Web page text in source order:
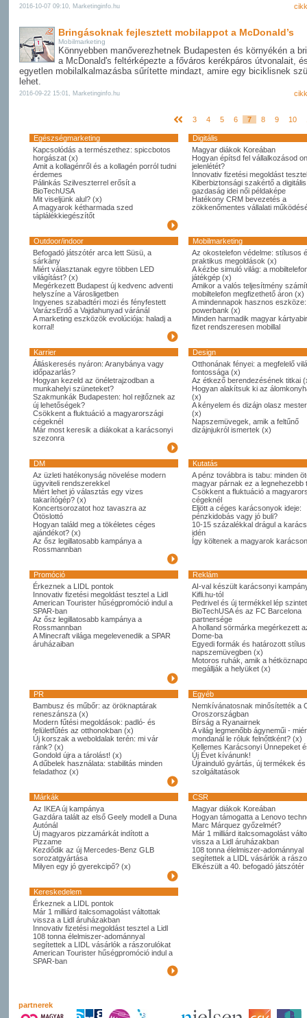
2016-10-07 09:10, Marketinginfo.hu
Bringásoknak fejlesztett mobilappot a McDonald’s
Mobilmarketing
Könnyebben manőverezhetnek Budapesten és környékén a
a McDonald's feltérképezte a főváros kerékpáros útvonalait,
egyetlen mobilalkalmazásba sűrítette mindazt, amire egy biciklisnek
lehet.
2016-09-22 15:01, Marketinginfo.hu
3 4 5 6 7 8 9 10
Egészségmarketing
Digitális
Kapcsolódás a természethez: spiccbotos
horgászat (x)
Amit a kollagénről és a kollagén porról tudni
érdemes
Pálinkás Szilveszterrel erősít a
BioTechUSA
Mit viseljünk alul? (x)
A magyarok kétharmada szed
táplálékkiegészítőt
Magyar diákok Koreában
Hogyan építsd fel vállalkozásod
jelenlétét?
Innovativ fizetési megoldást
Kiberbiztonsági szakértő a digitális
gazdaság idei női példaképe
Hatékony CRM bevezetés a
zökkenőmentes vállalati
Outdoor/indoor
Mobilmarketing
Befogadó játszótér arca lett Süsü, a
sárkány
Miért választanak egyre többen LED
világítást? (x)
Megérkezett Budapest új kedvenc adventi
helyszíne a Városligetben
Ingyenes szabadtéri mozi és fényfestett
VarázsErdő a Vajdahunyad váránál
A marketing eszközök evolúciója: haladj a
korral!
Az okostelefon védelme: stílusos
praktikus megoldások (x)
A kézbe simuló világ: a
játékgép (x)
Amikor a valós teljesítmény
mobiltelefon megfizethető áron (x)
A mindennapok hasznos
powerbank (x)
Minden harmadik magyar
fizet rendszeresen mobillal
Karrier
Design
Álláskeresés nyáron: Aranybánya vagy
időpazarlás?
Hogyan kezeld az önéletrajzodban a
munkahelyi szüneteket?
Szakmunkák Budapesten: hol rejtőznek az
új lehetőségek?
Csökkent a fluktuáció a magyarországi
cégeknél
Már most keresik a diákokat a karácsonyi
szezonra
Otthonának fényei: a megfelelő
fontossága (x)
Az étkező berendezésének titkai
Hogyan alakítsuk ki az
(x)
A kényelem és dizájn olasz
(x)
Napszemüvegek, amik a feltűnő
dizájnjukról ismertek (x)
DM
Kutatás
Az üzleti hatékonyság növelése modern
ügyviteli rendszerekkel
Miért lehet jó választás egy vizes
takarítógép? (x)
Koncertsorozatot hoz tavaszra az
Ötöslottó
Hogyan találd meg a tökéletes céges
ajándékot? (x)
Az ősz legillatosabb kampánya a
Rossmannban
A pénz továbbra is tabu: minden
magyar párnak ez a legnehezebb
Csökkent a fluktuáció a
cégeknél
Eljött a céges karácsonyok ideje:
pénzkidobás vagy jó buli?
10-15 százalékkal drágul a
idén
Így költenek a magyarok
Promóció
Reklám
Érkeznek a LIDL pontok
Innovativ fizetési megoldást tesztel a Lidl
American Tourister hűségpromóció indul a
SPAR-ban
Az ősz legillatosabb kampánya a
Rossmannban
A Minecraft világa megelevenedik a SPAR
áruházaiban
AI-val készült karácsonyi
Kifli.hu-tól
Pedrivel és új termékkel lép
BioTechUSA és az FC Barcelona
partnersége
A holland sörmárka megérkezett
Dome-ba
Egyedi formák és határozott
napszemüvegben (x)
Motoros ruhák, amik a
megállják a helyüket (x)
PR
Egyéb
Bambusz és műbőr: az öröknaptárak
reneszánsza (x)
Modern fűtési megoldások: padló- és
felületfűtés az otthonokban (x)
Új korszak a weboldalak terén: mi vár
ránk? (x)
Gondold újra a tárolást! (x)
A dűbelek használata: stabilitás minden
feladathoz (x)
Nemkívánatosnak minősítették a
Oroszországban
Bírság a Ryanairnek
A világ legmenőbb ágyneműi -
mondanál le róluk felnőttként? (x)
Kellemes Karácsonyi Ünnepeket
Új Évet kívánunk!
Újrainduló gyártás, új termékek és
szolgáltatások
Márkák
CSR
Az IKEA új kampánya
Gazdára talált az első Geely modell a Duna
Autónál
Új magyaros pizzamárkát indított a
Pizzame
Kezdődik az új Mercedes-Benz GLB
sorozatgyártása
Milyen egy jó gyerekcipő? (x)
Magyar diákok Koreában
Hogyan támogatta a Lenovo
Marc Márquez győzelmét?
Már 1 milliárd italcsomagolást
vissza a Lidl áruházakban
108 tonna élelmiszer-adománnyal
segítettek a LIDL vásárlók a
Elkészült a 40. befogadó játszótér
Kereskedelem
Érkeznek a LIDL pontok
Már 1 milliárd italcsomagolást váltottak
vissza a Lidl áruházakban
Innovativ fizetési megoldást tesztel a Lidl
108 tonna élelmiszer-adománnyal
segítettek a LIDL vásárlók a rászorulókat
American Tourister hűségpromóció indul a
SPAR-ban
partnerek